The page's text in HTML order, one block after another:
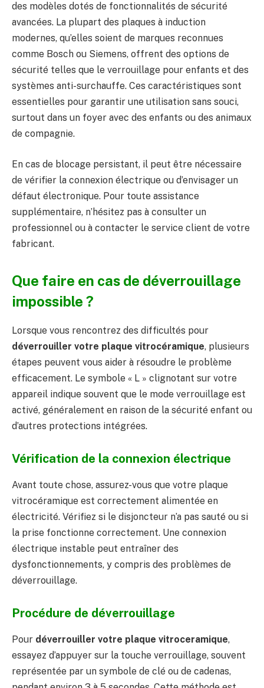
des modèles dotés de fonctionnalités de sécurité
avancées. La plupart des plaques à induction
modernes, qu’elles soient de marques reconnues
comme Bosch ou Siemens, offrent des options de
sécurité telles que le verrouillage pour enfants et des
systèmes anti-surchauffe. Ces caractéristiques sont
essentielles pour garantir une utilisation sans souci,
surtout dans un foyer avec des enfants ou des animaux
de compagnie.
En cas de blocage persistant, il peut être nécessaire
de vérifier la connexion électrique ou d’envisager un
défaut électronique. Pour toute assistance
supplémentaire, n’hésitez pas à consulter un
professionnel ou à contacter le service client de votre
fabricant.
Que faire en cas de déverrouillage
impossible ?
Lorsque vous rencontrez des difficultés pour
déverrouiller votre plaque vitrocéramique, plusieurs
étapes peuvent vous aider à résoudre le problème
efficacement. Le symbole « L » clignotant sur votre
appareil indique souvent que le mode verrouillage est
activé, généralement en raison de la sécurité enfant ou
d’autres protections intégrées.
Vérification de la connexion électrique
Avant toute chose, assurez-vous que votre plaque
vitrocéramique est correctement alimentée en
électricité. Vérifiez si le disjoncteur n’a pas sauté ou si
la prise fonctionne correctement. Une connexion
électrique instable peut entraîner des
dysfonctionnements, y compris des problèmes de
déverrouillage.
Procédure de déverrouillage
Pour déverrouiller votre plaque vitroceramique,
essayez d’appuyer sur la touche verrouillage, souvent
représentée par un symbole de clé ou de cadenas,